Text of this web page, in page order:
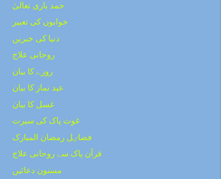
حمد باری تعالیٰ
خوابوں کی تعبیر
دنیا کی خبریں
روحانی علاج
روزے کا بیان
عید نماز کا بیان
غسل کا بیان
غوث پاک کی سیرت
فضاٸل رمضان المبارک
قرآن پاک سے روحانی علاج
مسنون دعائیں